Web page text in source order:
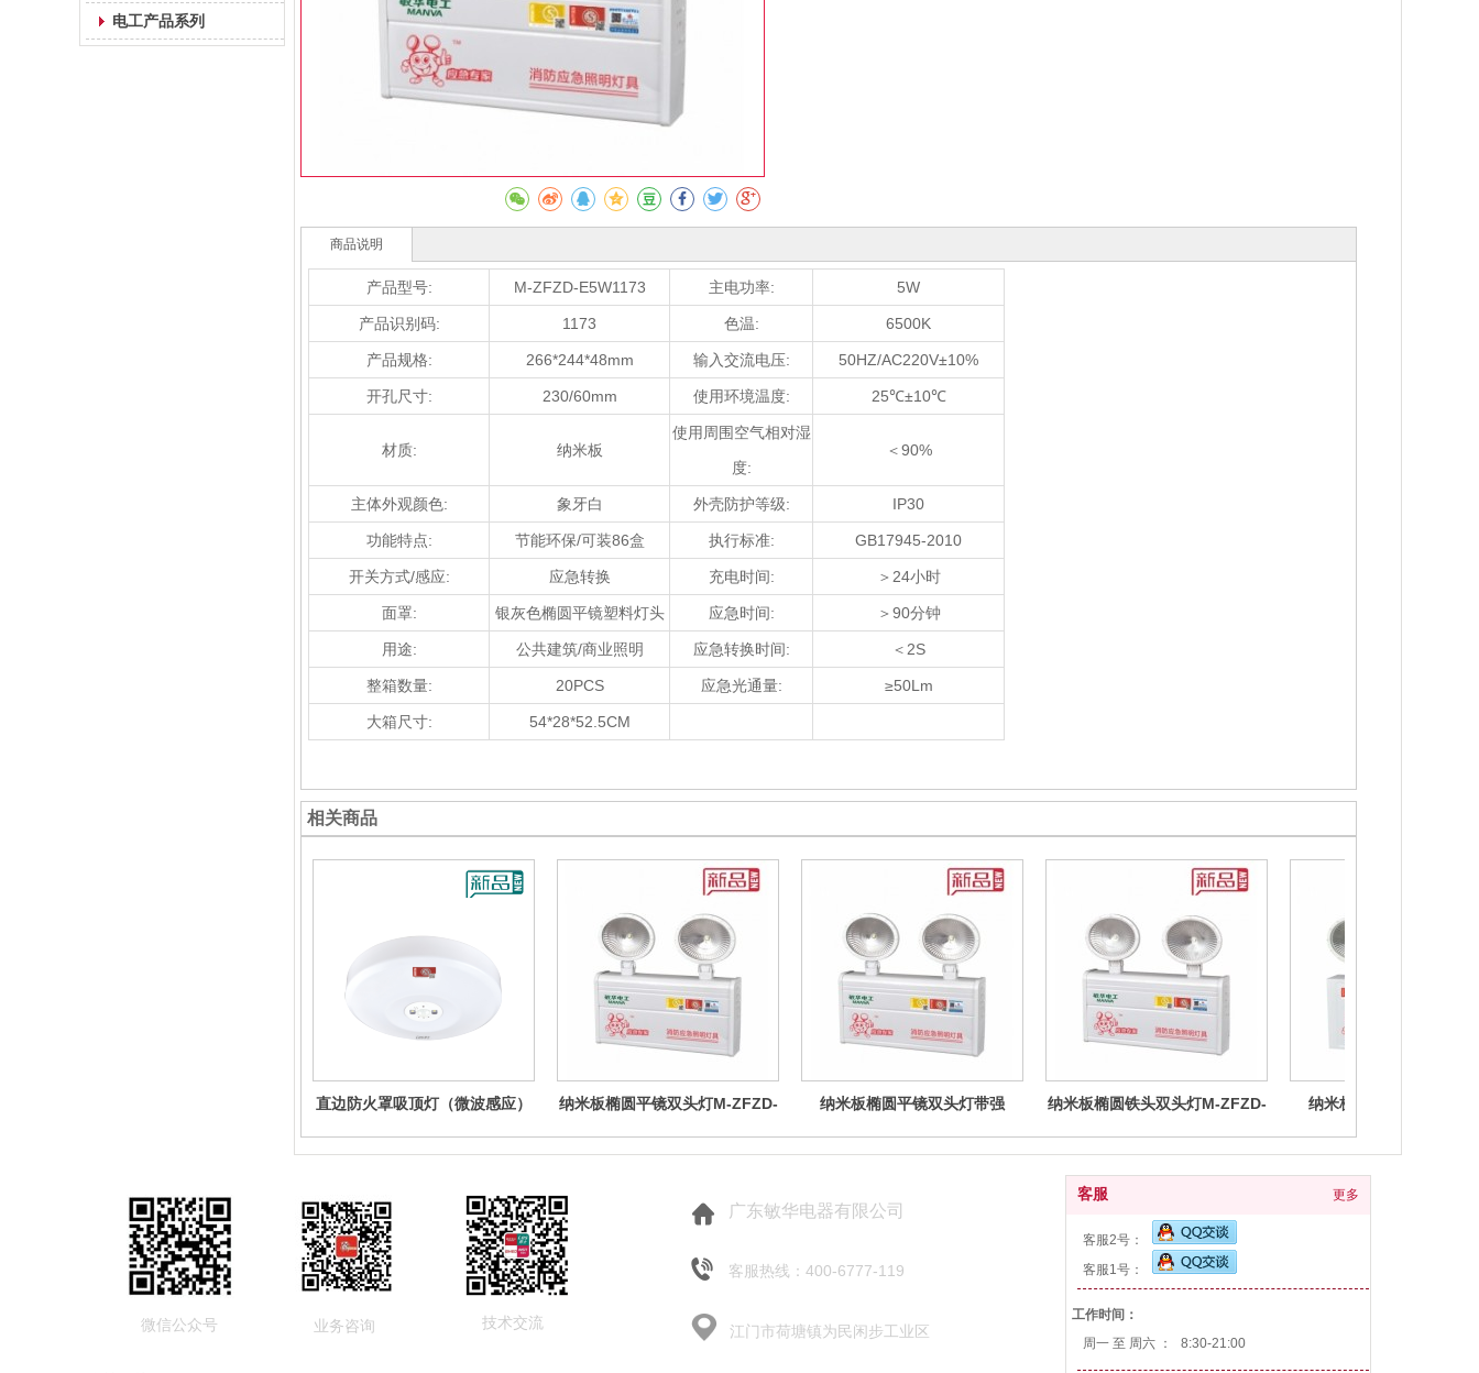
电工产品系列
商品说明
产品型号: M-ZFZD-E5W1173 主电功率: 5W
产品识别码: 1173 色温: 6500K
产品规格: 266*244*48mm 输入交流电压: 50HZ/AC220V±10%
开孔尺寸: 230/60mm 使用环境温度: 25℃±10℃
材质: 纳米板
使用周围空气相对湿
度:
＜90%
主体外观颜色: 象牙白 外壳防护等级: IP30
功能特点: 节能环保/可装86盒 执行标准: GB17945-2010
开关方式/感应: 应急转换 充电时间: ＞24小时
面罩: 银灰色椭圆平镜塑料灯头 应急时间: ＞90分钟
用途: 公共建筑/商业照明 应急转换时间: ＜2S
整箱数量: 20PCS 应急光通量: ≥50Lm
大箱尺寸: 54*28*52.5CM
相关商品
直边防火罩吸顶灯（微波感应）
纳米板椭圆平镜双头灯M-ZFZD-
纳米板椭圆平镜双头灯带强
纳米板椭圆铁头双头灯M-ZFZD-
纳米板平镜铁头双头灯
客服 更多
客服2号：
客服1号：
工作时间：
周一 至 周六 ：
8:30-21:00
客服热线：400-6777-119
江门市荷塘镇为民闲步工业区
微信公众号 业务咨询
广东敏华电器有限公司
技术交流